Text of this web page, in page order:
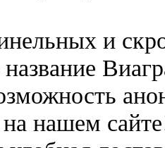
и
на нашем